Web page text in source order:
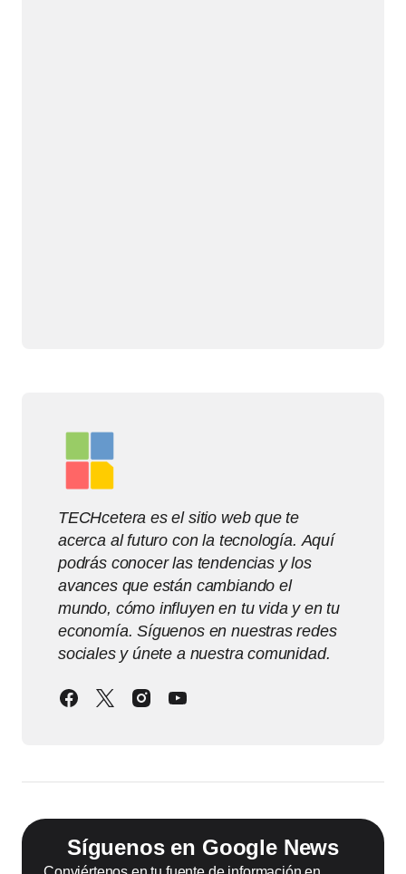
TECHcetera es el sitio web que te
acerca al futuro con la tecnología. Aquí
podrás conocer las tendencias y los
avances que están cambiando el
mundo, cómo influyen en tu vida y en tu
economía. Síguenos en nuestras redes
sociales y únete a nuestra comunidad.
Síguenos en Google News